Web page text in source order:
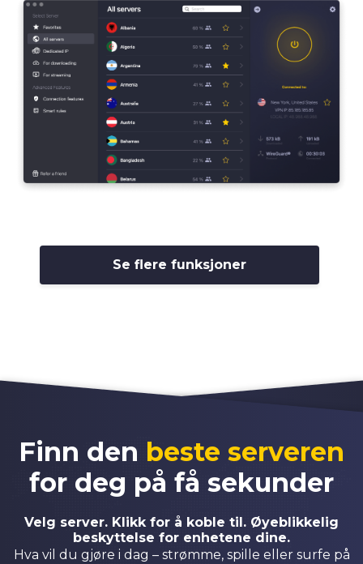
Se flere funksjoner
Finn den beste serveren
for deg på få sekunder
Velg server. Klikk for å koble til. Øyeblikkelig
beskyttelse for enhetene dine.
Hva vil du gjøre i dag – strømme, spille eller surfe på